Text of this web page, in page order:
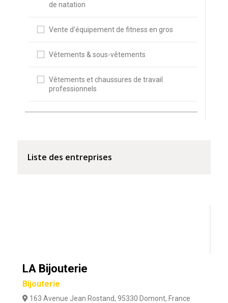
de natation
Vente d'équipement de fitness en gros
Vêtements & sous-vêtements
Vêtements et chaussures de travail
professionnels
Liste des entreprises
LA Bijouterie
Bijouterie
163 Avenue Jean Rostand, 95330 Domont, France